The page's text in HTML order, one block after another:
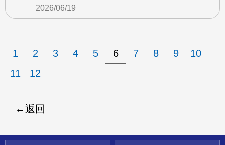
2026/06/19
1 2 3 4 5 6 7 8 9
10
11
12
返回